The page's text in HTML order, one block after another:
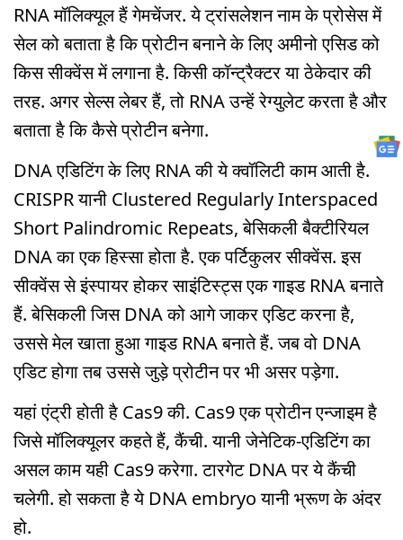
RNA मॉलिक्यूल हैं गेमचेंजर. ये ट्रांसलेशन नाम के प्रोसेस में
सेल को बताता है कि प्रोटीन बनाने के लिए अमीनो एसिड को
किस सीक्वेंस में लगाना है. किसी कॉन्ट्रैक्टर या ठेकेदार की
तरह. अगर सेल्स लेबर हैं, तो RNA उन्हें रेग्युलेट करता है और
बताता है कि कैसे प्रोटीन बनेगा.
DNA एडिटिंग के लिए RNA की ये क्वॉलिटी काम आती है.
CRISPR यानी Clustered Regularly Interspaced
Short Palindromic Repeats, बेसिकली बैक्टीरियल
DNA का एक हिस्सा होता है. एक पर्टिकुलर सीक्वेंस. इस
सीक्वेंस से इंस्पायर होकर साइंटिस्ट्स एक गाइड RNA बनाते
हैं. बेसिकली जिस DNA को आगे जाकर एडिट करना है,
उससे मेल खाता हुआ गाइड RNA बनाते हैं. जब वो DNA
एडिट होगा तब उससे जुड़े प्रोटीन पर भी असर पड़ेगा.
यहां एंट्री होती है Cas9 की. Cas9 एक प्रोटीन एन्जाइम है
जिसे मॉलिक्यूलर कहते हैं, कैंची. यानी जेनेटिक-एडिटिंग का
असल काम यही Cas9 करेगा. टारगेट DNA पर ये कैंची
चलेगी. हो सकता है ये DNA embryo यानी भ्रूण के अंदर
हो.